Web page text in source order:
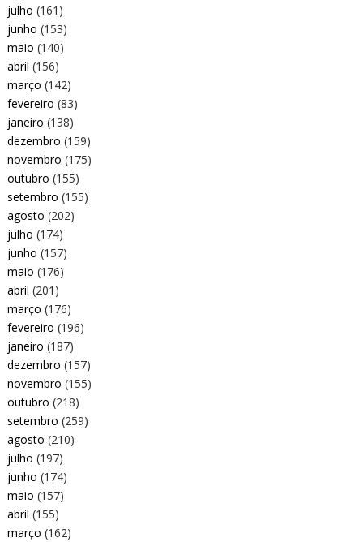
julho (161)
junho (153)
maio (140)
abril (156)
março (142)
fevereiro (83)
janeiro (138)
dezembro (159)
novembro (175)
outubro (155)
setembro (155)
agosto (202)
julho (174)
junho (157)
maio (176)
abril (201)
março (176)
fevereiro (196)
janeiro (187)
dezembro (157)
novembro (155)
outubro (218)
setembro (259)
agosto (210)
julho (197)
junho (174)
maio (157)
abril (155)
março (162)